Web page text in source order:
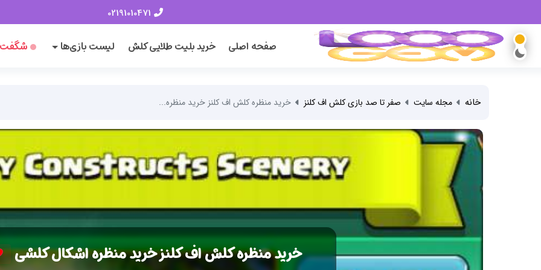
صفحه اصلی خرید بلیت طلایی کلش لیست بازی‌ها
خانه مجله سایت صفر تا صد بازی کلش اف کلنز خرید منظره کلش اف کلنز خرید منظره...
خرید منظره کلش اف کلنز خرید منظره اشکال کلشی